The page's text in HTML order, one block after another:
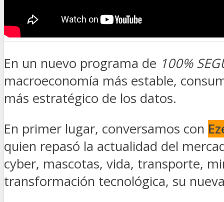
En un nuevo programa de 100%
macroeconomía más estable,
más estratégico de los datos.
En primer lugar, conversamos con
quien repasó la actualidad del
cyber, mascotas, vida, transporte,
transformación tecnológica, su